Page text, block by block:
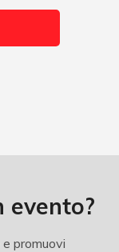
evento?
e promuovi